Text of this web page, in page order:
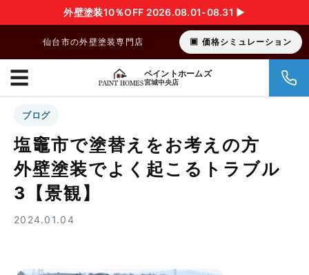
外壁塗装10％OFF 2026.08.01-08.31 ▶︎
仙台市の外壁塗装専門店 価格シミュレーション
ペイントホームズ
宮城中央店
☰
ブログ
塩竈市で塗替えをお考えの方
外壁塗装でよく起こるトラブル
3【景観】
2024.01.04